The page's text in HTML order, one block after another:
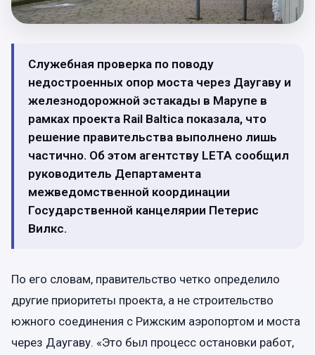
Служебная проверка по поводу
недостроенных опор моста через Даугаву и
железнодорожной эстакады в Марупе в
рамках проекта Rail Baltica показала, что
решение правительства выполнено лишь
частично. Об этом агентству LETA сообщил
руководитель Департамента
межведомственной координации
Государственной канцелярии Петерис
Вилкс.
По его словам, правительство четко определило
другие приоритеты проекта, а не строительство
южного соединения с Рижским аэропортом и моста
через Даугаву. «Это был процесс остановки работ,